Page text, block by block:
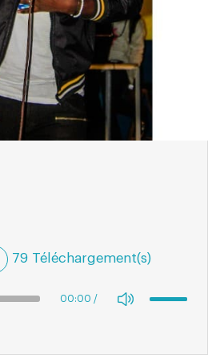
79 Téléchargement(s)
00:00 /